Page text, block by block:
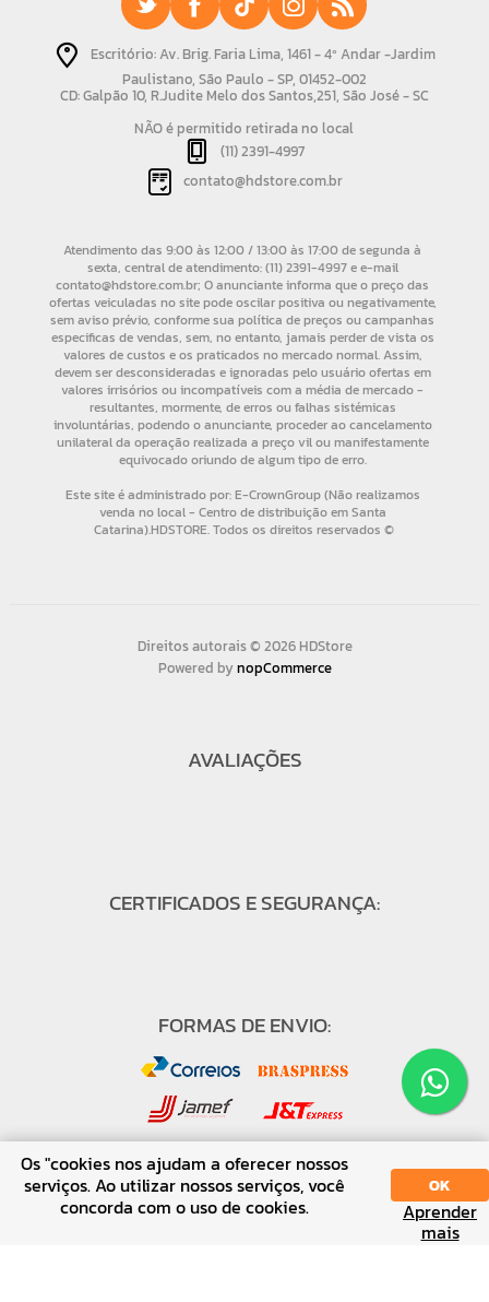
Escritório: Av. Brig. Faria Lima, 1461 - 4º Andar -Jardim
Paulistano, São Paulo - SP, 01452-002
CD: Galpão 10, R.Judite Melo dos Santos,251, São José - SC
NÃO é permitido retirada no local
(11) 2391-4997
contato@hdstore.com.br
Direitos autorais © 2026 HDStore
Powered bynopCommerce
AVALIAÇÕES
CERTIFICADOS E SEGURANÇA:
FORMAS DE ENVIO:
FORMAS DE PAGAMENTO:
SORT DISPLAY
Os "cookies nos ajudam a oferecer nossos
serviços. Ao utilizar nossos serviços, você
concorda com o uso de cookies.
OK
Aprender
mais